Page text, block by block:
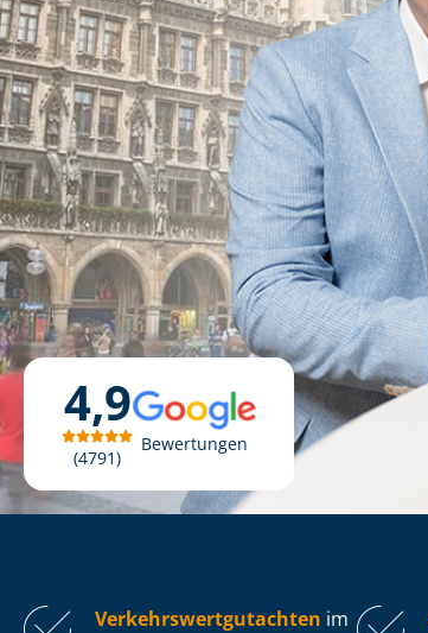
4,9
4791
Bewertungen
Ver­kehrs­wert­gut­ach­ten im